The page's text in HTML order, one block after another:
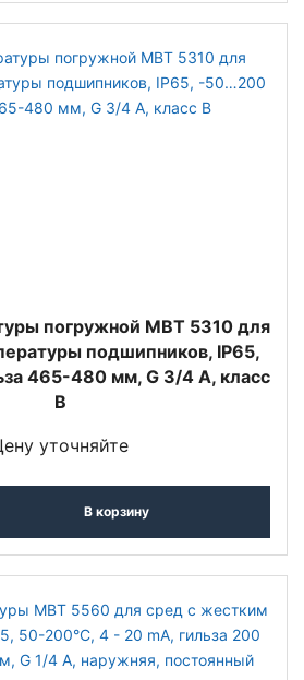
погружной MBT 5310 для
подшипников, IP65,
465-480 мм, G 3/4 А, класс
B
уточняйте
В корзину